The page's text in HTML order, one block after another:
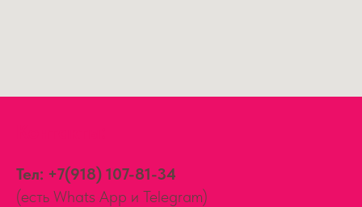
Тел: +7(918) 107-81-34
(есть Whats App и Telegram)